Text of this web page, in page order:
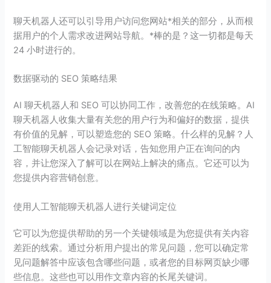
聊天机器人还可以引导用户访问您网站*相关的部分，从而根
据用户的个人需求改进网站导航。*棒的是？这一切都是每天
24 小时进行的。
数据驱动的 SEO 策略结果
AI 聊天机器人和 SEO 可以协同工作，改善您的在线策略。AI
聊天机器人收集大量有关您的用户行为和偏好的数据，提供
有价值的见解，可以塑造您的 SEO 策略。什么样的见解？人
工智能聊天机器人会记录对话，告知您用户正在询问的内
容，并让您深入了解可以在网站上解决的痛点。它还可以为
您提供内容营销创意。
使用人工智能聊天机器人进行关键词定位
它可以为您提供帮助的另一个关键领域是为您提供有关内容
差距的线索。通过分析用户提出的常见问题，您可以确定常
见问题解答中应该包含哪些问题，或者您的目标网页缺少哪
些信息。这些也可以用作文章内容的长尾关键词。